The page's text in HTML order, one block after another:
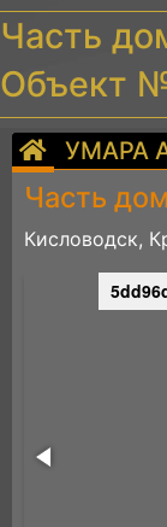
Часть
Объект
УМАРА
Часть
Кисловодск,